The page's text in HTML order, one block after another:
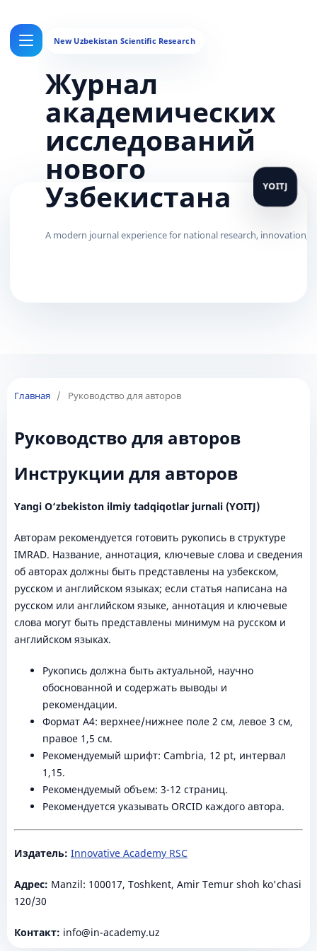
Журнал
академических
исследований
нового
Узбекистана
Главная / Руководство для авторов
Руководство для авторов
Инструкции для авторов
Yangi O‘zbekiston ilmiy tadqiqotlar jurnali (YOITJ)
Авторам рекомендуется готовить рукопись в структуре
IMRAD. Название, аннотация, ключевые слова и сведения
об авторах должны быть представлены на узбекском,
русском и английском языках; если статья написана на
русском или английском языке, аннотация и ключевые
слова могут быть представлены минимум на русском и
английском языках.
Рукопись должна быть актуальной, научно
обоснованной и содержать выводы и
рекомендации.
Формат A4: верхнее/нижнее поле 2 см, левое 3 см,
правое 1,5 см.
Рекомендуемый шрифт: Cambria, 12 pt, интервал
1,15.
Рекомендуемый объем: 3-12 страниц.
Рекомендуется указывать ORCID каждого автора.
Издатель: Innovative Academy RSC
Адрес: Manzil: 100017, Toshkent, Amir Temur shoh ko'chasi
120/30
Контакт: info@in-academy.uz